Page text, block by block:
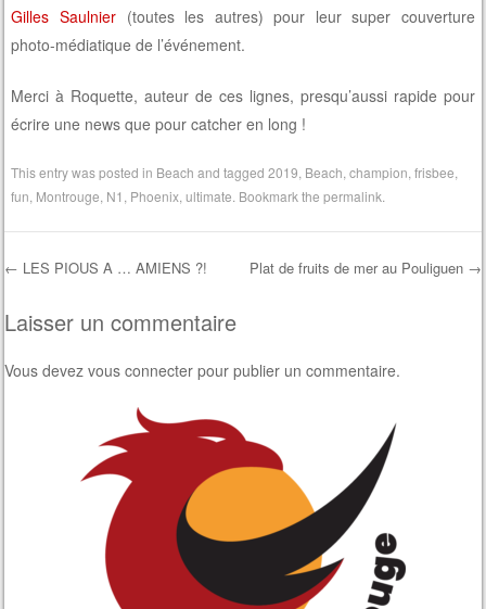
Gilles Saulnier (toutes les autres) pour leur super couverture
photo-médiatique de l’événement.
Merci à Roquette, auteur de ces lignes, presqu’aussi rapide pour
écrire une news que pour catcher en long !
This entry was posted in Beach and tagged2019 Beach ,champion ,frisbee
fun Montrouge N1 Phoenix ,ultimate . Bookmark thepermalink
Post navigation
← LES PIOUS A … AMIENS ?! Plat de fruits de mer au Pouliguen →
Laisser un commentaire
Vous devezvous connecter pour publier un commentaire.